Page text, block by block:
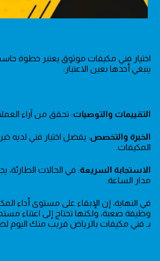
اختيار فني مكيفات موثوق يعتبر خطوة
ينبغي أخذها بعين الاعتبار:
التقييمات والتوصيات: تحقق من آراء
الخبرة والتخصص: يفضل اختيار فني لديه
المكيفات.
الاستجابة السريعة: في الحالات الطارئة،
مدار الساعة.
في النهاية، إن الإبقاء على مستوى أداء
وظيفة صعبة، ولكنها تحتاج إلى اعتناء
بـ فني مكيفات بالرياض قريب منك